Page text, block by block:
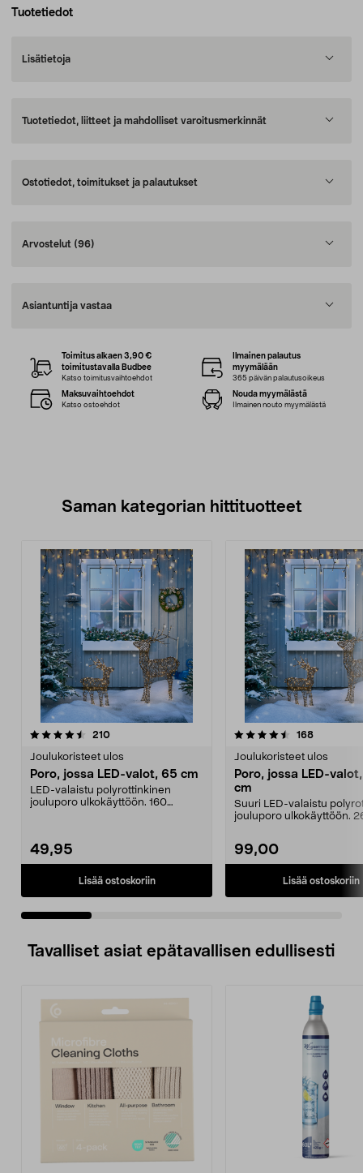
Tuotetiedot
Lisätietoja
Tuotetiedot, liitteet ja mahdolliset varoitusmerkinnät
Ostotiedot, toimitukset ja palautukset
Arvostelut (96)
Asiantuntija vastaa
Toimitus alkaen 3,90 €
toimitustavalla Budbee
Katso toimitusvaihtoehdot
Ilmainen palautus
myymälään
365 päivän palautusoikeus
Maksuvaihtoehdot
Katso ostoehdot
Nouda myymälästä
Ilmainen nouto myymälästä
Saman kategorian hittituotteet
210arvostelut
Joulukoristeet ulos
Poro, jossa LED-valot, 65 cm
LED-valaistu polyrottinkinen
jouluporo ulkokäyttöön. 160
49,95
Lisää ostoskoriin
4.5 viidestä
168arvostelut
Joulukoristeet ulos
Poro, jossa LED-
cm
Suuri LED-valaistu
jouluporo ulkokäyttöön.
99,00
Lisää ostoskoriin
4.5 viidestä
Tavalliset asiat epätavallisen edullisesti